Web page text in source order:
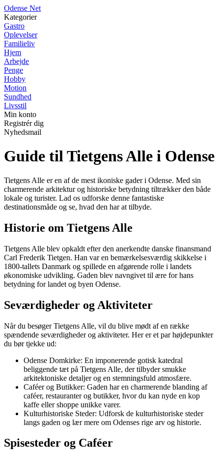
Odense Net
Kategorier
Gastro
Oplevelser
Familieliv
Hjem
Arbejde
Penge
Hobby
Motion
Sundhed
Livsstil
Min konto
Registrér dig
Nyhedsmail
Guide til Tietgens Alle i Odense
Tietgens Alle er en af de mest ikoniske gader i Odense. Med sin
charmerende arkitektur og historiske betydning tiltrækker den både
lokale og turister. Lad os udforske denne fantastiske
destinationsmåde og se, hvad den har at tilbyde.
Historie om Tietgens Alle
Tietgens Alle blev opkaldt efter den anerkendte danske finansmand
Carl Frederik Tietgen. Han var en bemærkelsesværdig skikkelse i
1800-tallets Danmark og spillede en afgørende rolle i landets
økonomiske udvikling. Gaden blev navngivet til ære for hans
betydning for landet og byen Odense.
Seværdigheder og Aktiviteter
Når du besøger Tietgens Alle, vil du blive mødt af en række
spændende seværdigheder og aktiviteter. Her er et par højdepunkter
du bør tjekke ud:
Odense Domkirke: En imponerende gotisk katedral
beliggende tæt på Tietgens Alle, der tilbyder smukke
arkitektoniske detaljer og en stemningsfuld atmosfære.
Caféer og Butikker: Gaden har en charmerende blanding af
caféer, restauranter og butikker, hvor du kan nyde en kop
kaffe eller shoppe unikke varer.
Kulturhistoriske Steder: Udforsk de kulturhistoriske steder
langs gaden og lær mere om Odenses rige arv og historie.
Spisesteder og Caféer